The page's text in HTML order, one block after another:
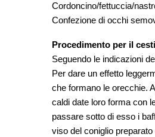
Cordoncino/fettuccia/
Confezione di occhi
Procedimento per il
Seguendo le indicazioni
Per dare un effetto
che formano le orecchie.
caldi date loro forma con
passare sotto di esso i
viso del coniglio